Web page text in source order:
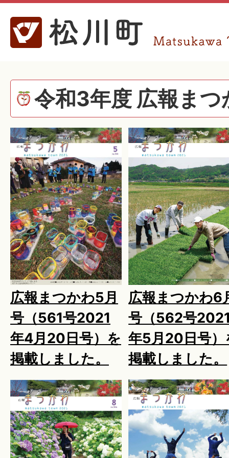
令和3年度 広報まつ
広報まつかわ5月
号（561号2021
年4月20日号）を
掲載しました。
広報まつかわ6
号（562号
年5月20日号）
掲載しました。